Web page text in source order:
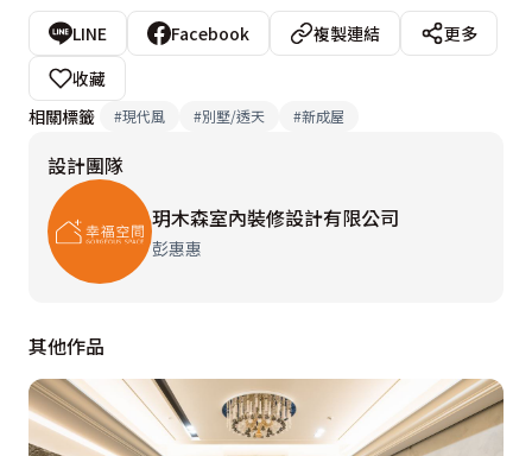
LINE Facebook 複製連結
更多
收藏
相關標籤
#現代風 #別墅/透天 #新成屋
設計團隊
玥木森室內裝修設計有限公司
彭惠惠
其他作品